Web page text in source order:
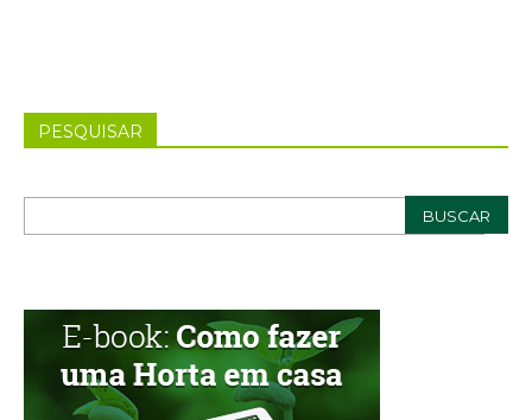
PESQUISAR